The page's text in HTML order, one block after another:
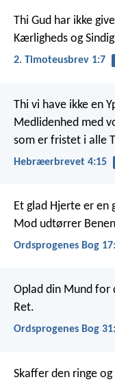
Thi Gud har ikke
Kærligheds og
2. Timoteusbrev 1:7
Thi vi have ikke en
Medlidenhed med
som er fristet i alle
Hebræerbrevet 4:15
Et glad Hjerte er en
Mod udtørrer
Ordsprogenes Bog
Oplad din Mund for
Ret.
Ordsprogenes Bog
Skaffer den ringe